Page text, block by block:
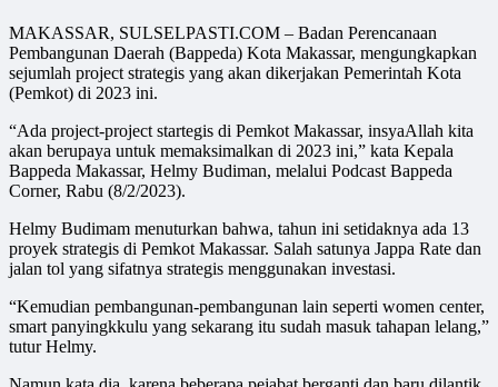
MAKASSAR, SULSELPASTI.COM – Badan Perencanaan
Pembangunan Daerah (Bappeda) Kota Makassar, mengungkapkan
sejumlah project strategis yang akan dikerjakan Pemerintah Kota
(Pemkot) di 2023 ini.
“Ada project-project startegis di Pemkot Makassar, insyaAllah kita
akan berupaya untuk memaksimalkan di 2023 ini,” kata Kepala
Bappeda Makassar, Helmy Budiman, melalui Podcast Bappeda
Corner, Rabu (8/2/2023).
Helmy Budimam menuturkan bahwa, tahun ini setidaknya ada 13
proyek strategis di Pemkot Makassar. Salah satunya Jappa Rate dan
jalan tol yang sifatnya strategis menggunakan investasi.
“Kemudian pembangunan-pembangunan lain seperti women center,
smart panyingkkulu yang sekarang itu sudah masuk tahapan lelang,”
tutur Helmy.